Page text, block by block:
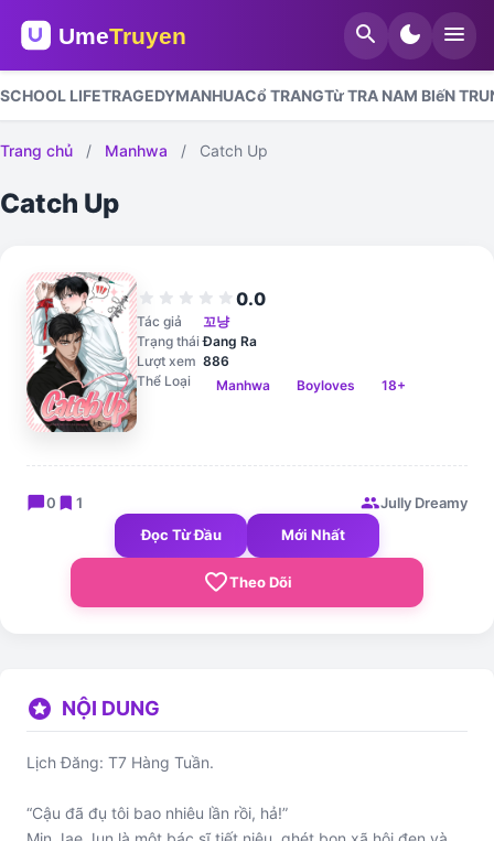
search dark_mode menu
SCHOOL LIFETRAGEDYMANHUACổ TRANGTừ TRA NAM BIếN
Trang chủ / Manhwa / Catch Up
Catch Up
star star star star star 0.0
Tác giả
꼬냥
Trạng thái Đang Ra
Lượt xem 886
Thể Loại
Manhwa Boyloves 18+
chat_bubble0 bookmark 1 groupJully Dreamy
Đọc Từ Đầu
Mới Nhất
favorite_borderTheo Dõi
stars NỘI DUNG
Lịch Đăng: T7 Hàng Tuần.
“Cậu đã đụ tôi bao nhiêu lần rồi, hả!”